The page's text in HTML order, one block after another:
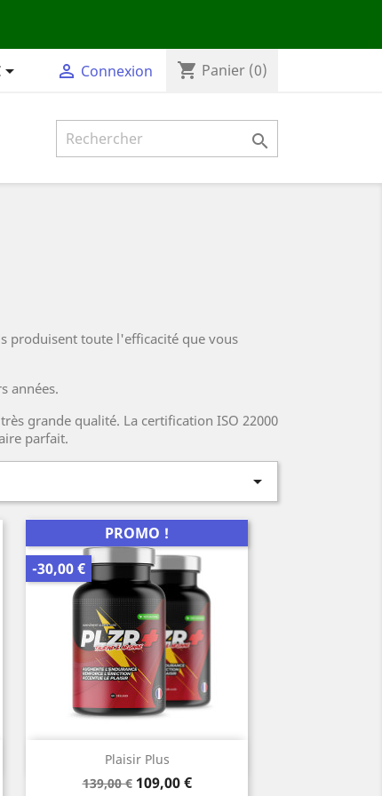
 Connexion shopping_cart Panier (0)

produisent toute l'efficacité que vous
années.
grande qualité. La certification ISO 22000
parfait.

Plaisir Plus
Prix
139,00 € Prix
109,00 €
PROMO !
-30,00 €
Aperçu rapide